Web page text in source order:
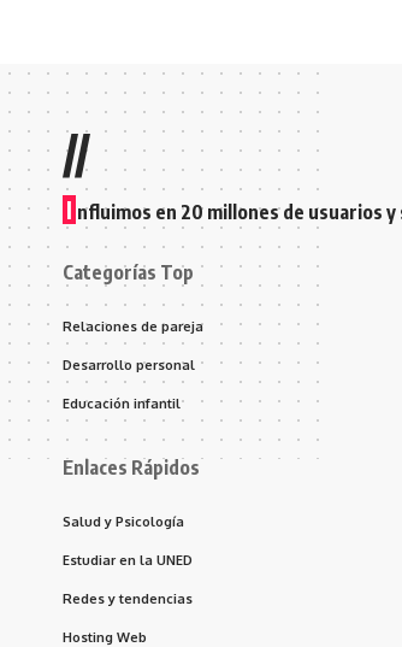
//
I nfluimos en 20 millones de usuarios
Categorías Top
Relaciones de pareja
Desarrollo personal
Educación infantil
Enlaces Rápidos
Salud y Psicología
Estudiar en la UNED
Redes y tendencias
Hosting Web